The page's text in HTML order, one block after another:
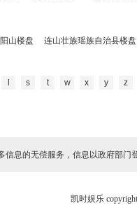
阳山楼盘 连山壮族瑶族自治县楼盘
s t w x y z
信息的无偿服务，信息以政府部门
凯时娱乐